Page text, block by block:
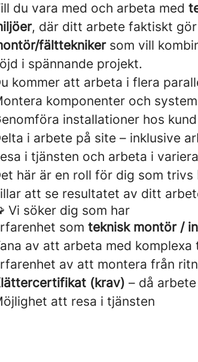
du vara med och arbeta med
, där ditt arbete faktiskt
fältteknikersom vill
i spännande projekt.
kommer att arbeta i flera
komponenter och
installationer hos kund
i arbete på site – inklusive
i tjänsten och arbeta i
här är en roll för dig som trivs
att se resultatet av ditt
Vi söker dig som har
som teknisk montör /
av att arbeta med komplexa
av att montera från
(krav) – då
att resa i tjänsten